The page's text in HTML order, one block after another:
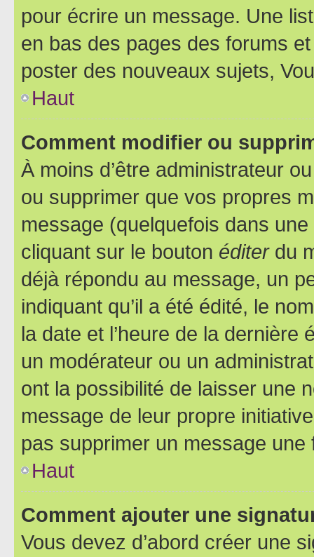
pour écrire un message. Une
en bas des pages des forums
poster des nouveaux sujets,
Haut
Comment modifier ou
À moins d’être administrateur
ou supprimer que vos propres
message (quelquefois dans
cliquant sur le bouton éditerdu
déjà répondu au message, un
indiquant qu’il a été édité, le
la date et l’heure de la dernière
un modérateur ou un
ont la possibilité de laisser une
message de leur propre
pas supprimer un message une
Haut
Comment ajouter une
Vous devez d’abord créer une